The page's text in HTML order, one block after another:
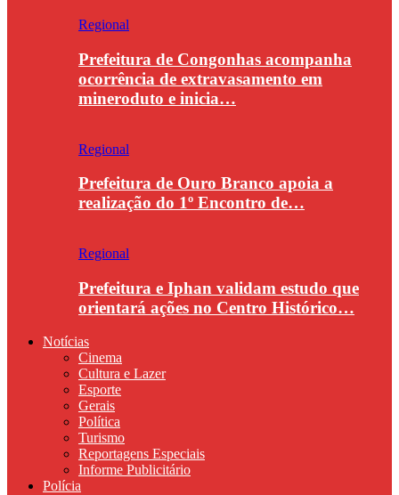
Regional
Prefeitura de Congonhas acompanha
ocorrência de extravasamento em
mineroduto e inicia…
Regional
Prefeitura de Ouro Branco apoia a
realização do 1º Encontro de…
Regional
Prefeitura e Iphan validam estudo que
orientará ações no Centro Histórico…
Notícias
Cinema
Cultura e Lazer
Esporte
Gerais
Política
Turismo
Reportagens Especiais
Informe Publicitário
Polícia